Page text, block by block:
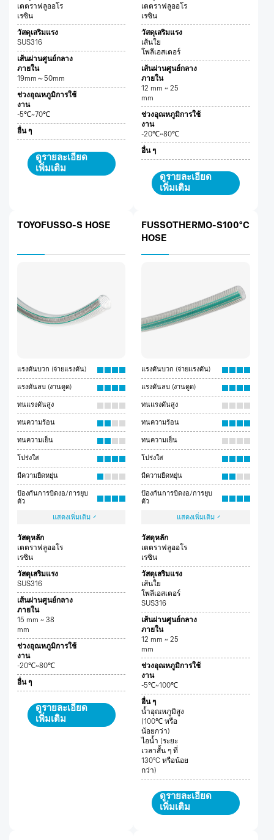
เตตราฟลูออโร
เรซิน
วัสดุเสริมแรง
SUS316
เส้นผ่านศูนย์กลาง
ภายใน
19mm～50mm
ช่วงอุณหภูมิการใช้
งาน
-5℃~70℃
อื่น ๆ
ดูรายละเอียด
เพิ่มเติม
เตตราฟลูออโร
เรซิน
วัสดุเสริมแรง
เส้นใย
โพลีเอสเตอร์
เส้นผ่านศูนย์กลาง
ภายใน
12 mm ~ 25
mm
ช่วงอุณหภูมิการใช้
งาน
-20℃~80℃
อื่น ๆ
ดูรายละเอียด
เพิ่มเติม
TOYOFUSSO-S HOSE
แรงดันบวก (จ่ายแรงดัน)
แรงดันลบ (งานดูด)
ทนแรงดันสูง
ทนความร้อน
ทนความเย็น
โปร่งใส
มีความยืดหยุ่น
ป้องกันการบิดงอ/การยุบ
ตัว
แสดงเพิ่มเติม
วัสดุหลัก
เตตราฟลูออโร
เรซิน
วัสดุเสริมแรง
SUS316
เส้นผ่านศูนย์กลาง
ภายใน
15 mm ~ 38
mm
ช่วงอุณหภูมิการใช้
งาน
-20℃~80℃
อื่น ๆ
ดูรายละเอียด
เพิ่มเติม
FUSSOTHERMO-S100°C
HOSE
แรงดันบวก (จ่ายแรงดัน)
แรงดันลบ (งานดูด)
ทนแรงดันสูง
ทนความร้อน
ทนความเย็น
โปร่งใส
มีความยืดหยุ่น
ป้องกันการบิดงอ/การยุบ
ตัว
แสดงเพิ่มเติม
วัสดุหลัก
เตตราฟลูออโร
เรซิน
วัสดุเสริมแรง
เส้นใย
โพลีเอสเตอร์
SUS316
เส้นผ่านศูนย์กลาง
ภายใน
12 mm ~ 25
mm
ช่วงอุณหภูมิการใช้
งาน
-5℃~100℃
อื่น ๆ
น้ำอุณหภูมิสูง
(100℃ หรือ
น้อยกว่า)
ไอน้ำ (ระยะ
เวลาสั้น ๆ ที่
130°C หรือน้อย
กว่า)
ดูรายละเอียด
เพิ่มเติม